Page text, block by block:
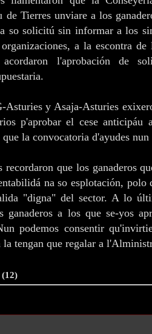
de Tierres unviare a los
so solicitú sin informar a los
a la escontra
l'aprobación de
y Asaja-Asturies
p'aprobar el cese anticipáu
la convocatoria d'ayudes
recordaron que los ganaderos
na so esplotación, polo
"digna" del sector. A lo
ganaderos a los que se-yos
podemos consentir
la tengan que regalar a